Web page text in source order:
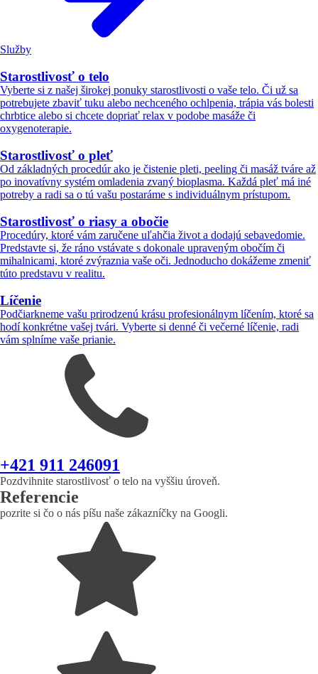
Služby
Starostlivosť o telo
Vyberte si z našej širokej ponuky starostlivosti o vaše telo. Či už sa
potrebujete zbaviť tuku alebo nechceného ochlpenia, trápia vás bolesti
chrbtice alebo si chcete dopriať relax v podobe masáže či
oxygenoterapie.
Starostlivosť o pleť
Od základných procedúr ako je čistenie pleti, peeling či masáž tváre až
po inovatívny systém omladenia zvaný bioplasma. Každá pleť má iné
potreby a radi sa o tú vašu postaráme s individuálnym prístupom.
Starostlivosť o riasy a obočie
Procedúry, ktoré vám zaručene uľahčia život a dodajú sebavedomie.
Predstavte si, že ráno vstávate s dokonale upraveným obočím či
mihalnicami, ktoré zvýraznia vaše oči. Jednoducho dokážeme zmeniť
túto predstavu v realitu.
Líčenie
Podčiarkneme vašu prirodzenú krásu profesionálnym líčením, ktoré sa
hodí konkrétne vašej tvári. Vyberte si denné či večerné líčenie, radi
vám splníme vaše prianie.
+421 911 246091
Pozdvihnite starostlivosť o telo na vyššiu úroveň.
Referencie
pozrite si čo o nás píšu naše zákazníčky na Googli.